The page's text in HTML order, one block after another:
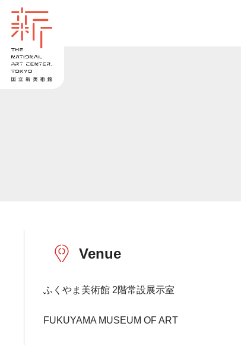
Venue
ふくやま美術館 2階常設展示室
FUKUYAMA MUSEUM OF ART